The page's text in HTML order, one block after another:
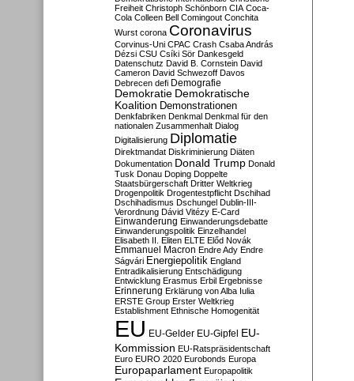
Freiheit Christoph Schönborn CIA Coca-
Cola Colleen Bell Comingout Conchita
Wurst corona Coronavirus
Corvinus-Uni CPAC Crash Csaba András
Dézsi CSU Csíki Sör Dankesgeld
Datenschutz David B. Cornstein David
Cameron David Schwezoff Davos
Debrecen defi Demografie
Demokratie Demokratische
Koalition Demonstrationen
Denkfabriken Denkmal Denkmal für den
nationalen Zusammenhalt Dialog
Digitalisierung Diplomatie
Direktmandat Diskriminierung Diäten
Dokumentation Donald Trump Donald
Tusk Donau Doping Doppelte
Staatsbürgerschaft Dritter Weltkrieg
Drogenpolitik Drogentestpflicht Dschihad
Dschihadismus Dschungel Dublin-III-
Verordnung Dávid Vitézy E-Card
Einwanderung Einwanderungsdebatte
Einwanderungspolitik Einzelhandel
Elisabeth II. Eliten ELTE Előd Novák
Emmanuel Macron Endre Ady Endre
Ságvári Energiepolitik England
Entradikalisierung Entschädigung
Entwicklung Erasmus Erbil Ergebnisse
Erinnerung Erklärung von Alba Iulia
ERSTE Group Erster Weltkrieg
Establishment Ethnische Homogenität
EU EU-Gelder EU-Gipfel EU-
Kommission EU-Ratspräsidentschaft
Euro EURO 2020 Eurobonds Europa
Europaparlament Europapolitik